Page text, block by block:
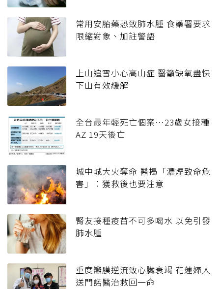
常用安胎藥恐致肺水腫 食藥署要求
限縮對象、加註警語
上山追雪小心高山症 醫籲缺氧盡快
下山有效緩解
全台最年輕死亡個案…23歲女接種
AZ 19天後亡
城中城大火奪命 醫揭「濃煙致命危
害」：獲救後也要注意
腎友接種疫苗不可多喝水 以免引發
肺水腫
重度瓣膜逆流致心臟衰竭 花蓮婦人
送門諾醫治救回一命